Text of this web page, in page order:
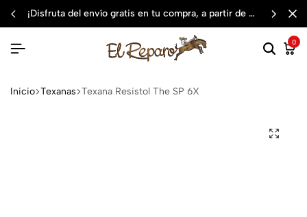
¡disfruta del envío gratis en tu compra, a partir de $3,000 mxn
0
Inicio Texanas Texana Resistol The SP 6X